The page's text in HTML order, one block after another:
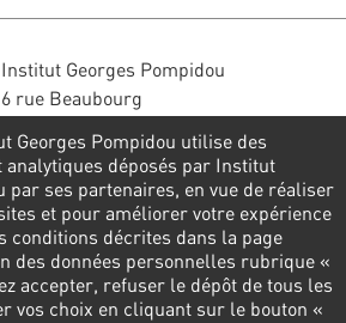
Institut Georges Pompidou
6 rue Beaubourg
Tél. : 01 44 78 41 22
Georges Pompidou utilise des
analytiques déposés par Institut
par ses partenaires, en vue de réaliser
et pour améliorer votre expérience
conditions décrites dans la page
des données personnelles rubrique «
accepter, refuser le dépôt de tous les
vos choix en cliquant sur le bouton «